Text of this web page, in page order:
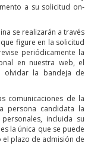
a su solicitud on-
se realizarán a través
figure en la solicitud
periódicamente la
en nuestra web, el
olvidar la bandeja de
comunicaciones de la
persona candidata la
incluida su
la única que se puede
el plazo de admisión de